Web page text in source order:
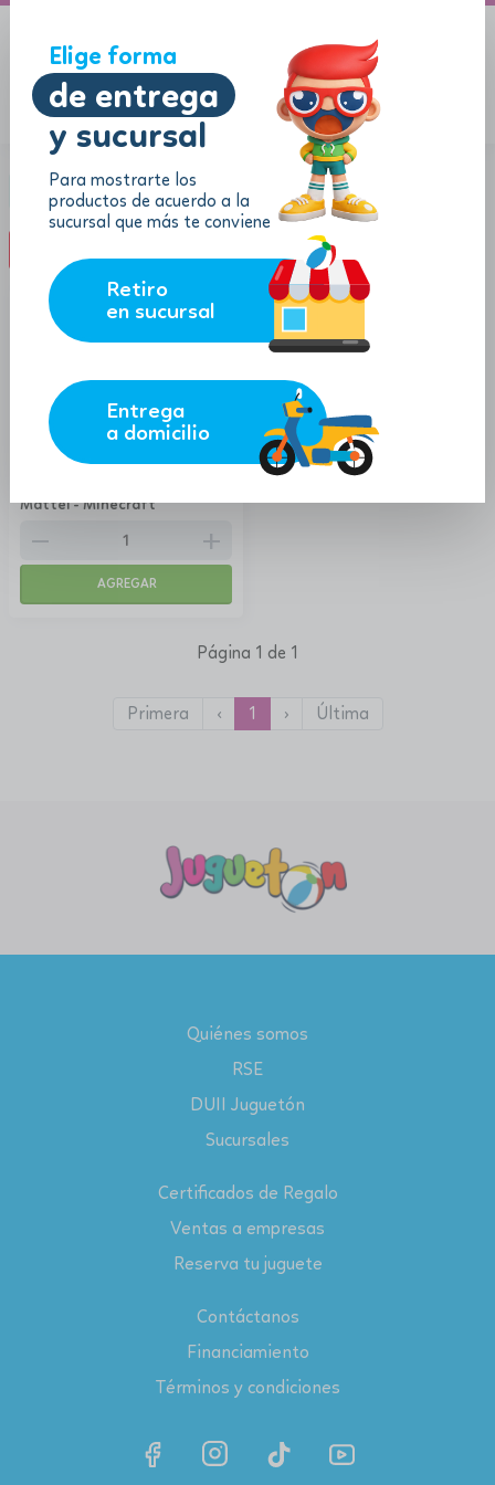
Elige forma
de entrega
y sucursal
Para mostrarte los
productos de acuerdo a la
sucursal que más te conviene
Retiro
en sucursal
Entrega
a domicilio
Categoría:Mundo Virtual
Mattel - Minecraft
42.45
remove add
AGREGAR
Página 1 de 1
Primera ‹ 1 › Última
Quiénes somos
RSE
DUII Juguetón
Sucursales
Certificados de Regalo
Ventas a empresas
Reserva tu juguete
Contáctanos
Financiamiento
Términos y condiciones